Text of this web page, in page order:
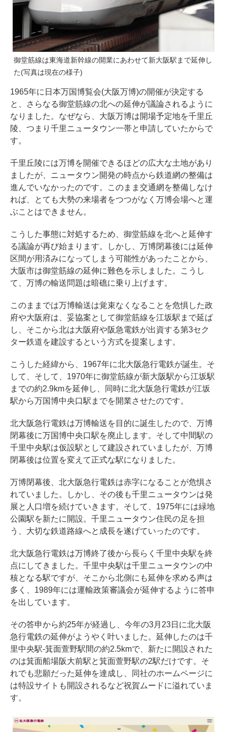
御堂筋線は東海道新幹線の開業にあわせて新大阪駅まで延伸し
た(写真は現在の様子)
1965年に日本万国博覧会(大阪万博)の開催が決定する
と、さらなる御堂筋線の北への延伸が議論されるように
なりました。なぜなら、大阪万博は開場予定地を千里丘
陵、つまり千里ニュータウン一帯と申請していたからで
す。
千里丘陵には万博を開催できるほどの広大な土地があり
ましたが、ニュータウン開発の時点から鉄道網の整備は
進んでいなかったのです。このまま交通網を整備しなけ
れば、とても大勢の来場者をつつがなく万博会場へと運
ぶことはできません。
こうした事態に対処するため、御堂筋線を北へと延伸す
る議論が再び始まります。しかし、万博閉幕後には延伸
区間が用済みになってしまう可能性があったことから、
大阪市は御堂筋線の延伸に難色を示しました。こうし
て、万博の輸送問題は暗礁に乗り上げます。
このままでは万博輸送は覚束なくなることを危惧した政
府や大阪府は、妥協案として御堂筋線を江坂駅まで延ば
し、そこから北は大阪府や阪急電鉄が出資する第3セク
ター鉄道を建設するという方式を提案します。
こうした経緯から、1967年に北大阪急行電鉄が誕生。そ
して、そして、1970年に御堂筋線が新大阪駅から江坂駅
までの約2.9kmを延伸し、同時に北大阪急行電鉄が江坂
駅から万国博中央口駅までを開業させたのです。
北大阪急行電鉄は万博輸送を目的に誕生したので、万博
閉幕後に万国博中央口駅を廃止します。そして中間駅の
千里中央駅は仮設駅として建設されていましたが、万博
閉幕後は位置を変えて正式な駅になりました。
万博閉幕後、北大阪急行電鉄は赤字になることが危惧さ
れていました。しかし、その後も千里ニュータウンは発
展と人口増を続けていきます。そして、1975年には緑地
公園駅を新たに開設。千里ニュータウン住民の足を担
う、大切な鉄道路線へと成長を遂げていったのです。
北大阪急行電鉄は万博終了後から長らく千里中央駅を終
点にしてきました。千里中央駅は千里ニュータウンの中
核となる駅ですが、そこから北側にも延伸を求める声は
多く、1989年には運輸政策審議会が延伸するように答申
を出しています。
その答申から約25年が経過し、今年の3月23日に北大阪
急行電鉄の延伸がようやく叶いました。延伸したのは千
里中央駅-箕面萱野駅間の約2.5kmで、新たに開設された
のは箕面船場阪大前駅と箕面萱野駅の2駅だけです。そ
れでも悲願だった延伸を達成し、同社のホームページに
は特設サイトも開設されるなど祝賀ムードに溢れていま
す。